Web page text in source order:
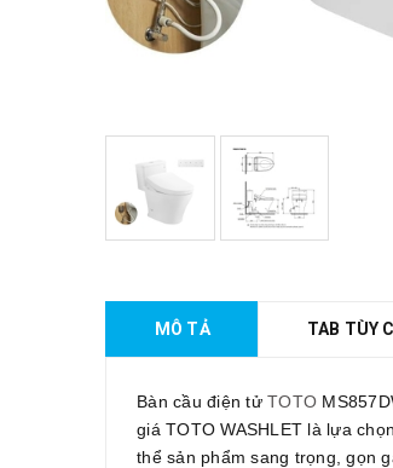
MÔ TẢ TAB TÙY
Bàn cầu điện tử TOTO
giá TOTO WASHLET là lựa
thể sản phẩm sang trọng, gọn